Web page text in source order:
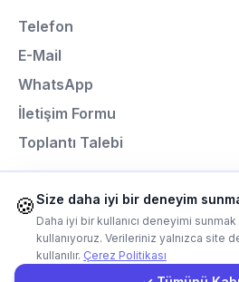
Telefon
E-Mail
WhatsApp
İletişim Formu
Toplantı Talebi
Programlama Dilleri
Next.js
🍪Size daha iyi bir deneyim
Daha iyi bir kullanıcı deneyimi
kullanıyoruz. Verileriniz yalnızca site
kullanılır. Çerez Politikası